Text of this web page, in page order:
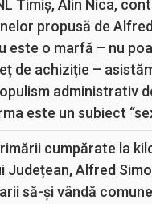
Timiș, Alin Nica,
propusă de
este o marfă – nu
de achiziție –
administrativ
este un subiect
cumpărate la
Județean, Alfred
să-și vândă